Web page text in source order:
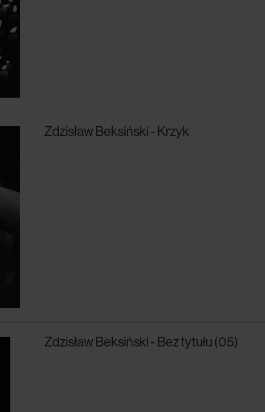
Zdzisław Beksiński - Krzyk
Zdzisław Beksiński - Bez tytułu (05)